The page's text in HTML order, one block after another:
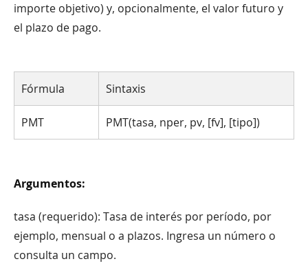
importe objetivo) y, opcionalmente, el valor futuro y
el plazo de pago.
Fórmula Sintaxis
PMT PMT(tasa, nper, pv, [fv], [tipo])
Argumentos:
tasa (requerido): Tasa de interés por período, por
ejemplo, mensual o a plazos. Ingresa un número o
consulta un campo.